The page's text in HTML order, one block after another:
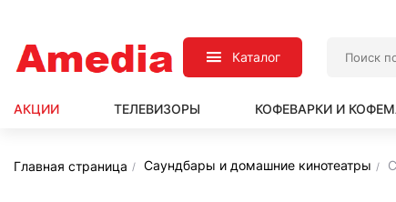
Каталог
АКЦИИ ТЕЛЕВИЗОРЫ КОФЕВАРКИ И
Главная страница Саундбары и домашние кинотеатры